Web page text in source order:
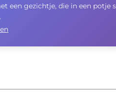
een gezichtje, die in een potje